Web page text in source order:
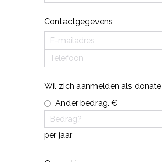
Contactgegevens
Wil zich aanmelden als
Ander bedrag. €
per jaar